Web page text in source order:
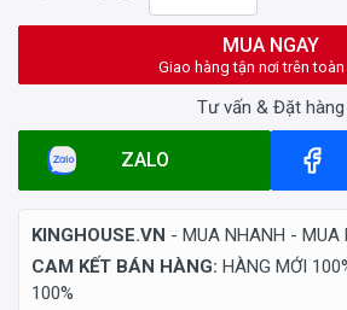
MUA NGAY
Giao hàng tận nơi trên
Tư vấn & Đặt hàng
ZALO
KINGHOUSE.VN - MUA NHANH - MUA
CAM KẾT BÁN HÀNG: HÀNG MỚI
100%